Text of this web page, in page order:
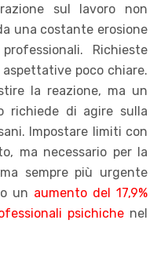
sul lavoro non
una costante erosione
Richieste
poco chiare.
la reazione, ma un
richiede di agire sulla
Impostare limiti con
ma necessario per la
sempre più urgente
un aumento del 17,9%
psichiche nel